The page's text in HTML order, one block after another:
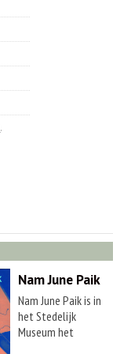
.
Nam June Paik
Nam June Paik is in
het Stedelijk
Museum het